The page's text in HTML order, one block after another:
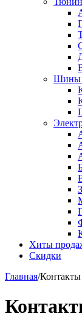
Шины
Хиты
Скидки
Главная/Контакты